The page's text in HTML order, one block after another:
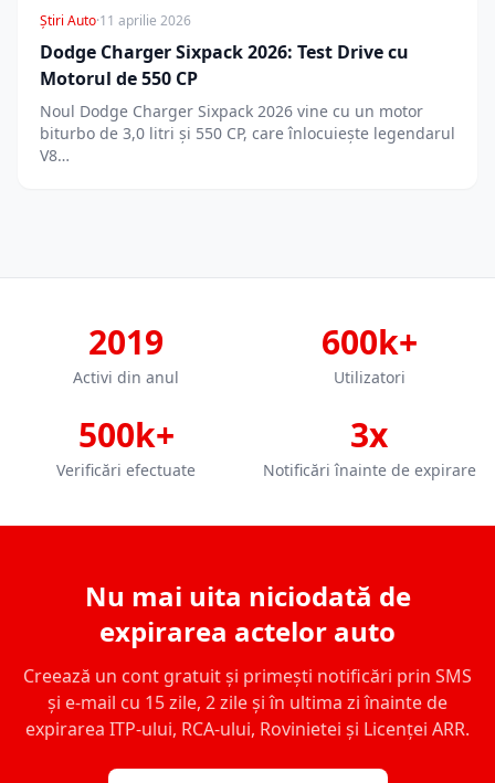
Știri Auto·11 aprilie 2026
Dodge Charger Sixpack 2026: Test Drive cu
Motorul de 550 CP
Noul Dodge Charger Sixpack 2026 vine cu un motor
biturbo de 3,0 litri și 550 CP, care înlocuiește legendarul
V8…
2019
Activi din anul
600k+
Utilizatori
500k+
Verificări efectuate
3x
Notificări înainte de expirare
Nu mai uita niciodată de
expirarea actelor auto
Creează un cont gratuit și primești notificări prin SMS
și e-mail cu 15 zile, 2 zile și în ultima zi înainte de
expirarea ITP-ului, RCA-ului, Rovinietei și Licenței ARR.